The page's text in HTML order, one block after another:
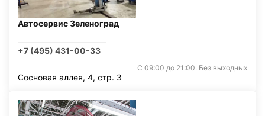
Автосервис Зеленоград
+7 (495) 431-00-33
С 09:00 до 21:00. Без выходных
Сосновая аллея, 4, стр. 3